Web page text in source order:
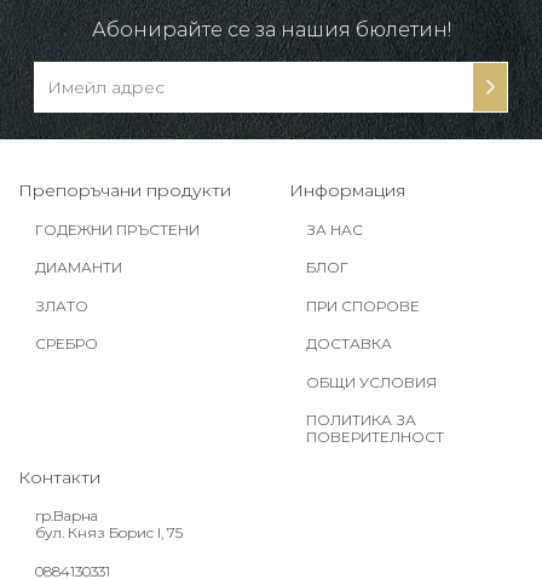
Абонирайте се за нашия бюлетин!
Препоръчани продукти
ГОДЕЖНИ ПРЪСТЕНИ
ДИАМАНТИ
ЗЛАТО
СРЕБРО
Информация
ЗА НАС
БЛОГ
ПРИ СПОРОВЕ
ДОСТАВКА
ОБЩИ УСЛОВИЯ
ПОЛИТИКА ЗА
ПОВЕРИТЕЛНОСТ
Контакти
гр.Варна
бул. Княз Борис I, 75
0884130331